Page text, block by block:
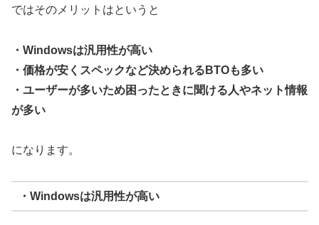
ではそのメリットはというと
・Windowsは汎用性が高い
・価格が安くスペックなど決められるBTOも多い
・ユーザーが多いため困ったときに聞ける人やネット情報
が多い
になります。
・Windowsは汎用性が高い